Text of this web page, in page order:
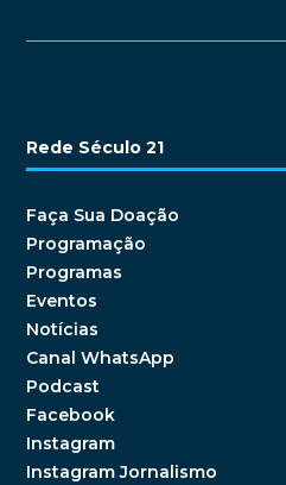
Rede Século 21
Faça Sua Doação
Programação
Programas
Eventos
Notícias
Canal WhatsApp
Podcast
Facebook
Instagram
Instagram Jornalismo